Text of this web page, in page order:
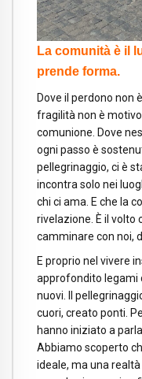
La comunità è il
prende forma.
Dove il perdono non
fragilità non è
comunione. Dove
ogni passo è
pellegrinaggio, ci è
incontra solo nei
chi ci ama. E che la
rivelazione. È il volto
camminare con noi,
E proprio nel vivere
approfondito legami
nuovi. Il
cuori, creato ponti.
hanno iniziato a
Abbiamo scoperto
ideale, ma una